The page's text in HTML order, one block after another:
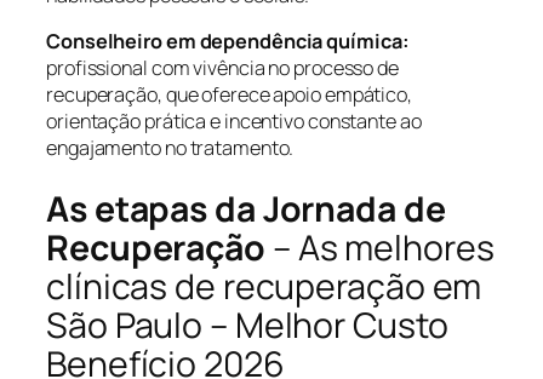
Conselheiro em dependência química:
profissional com vivência no processo de
recuperação, que oferece apoio empático,
orientação prática e incentivo constante ao
engajamento no tratamento.
As etapas da Jornada de
Recuperação – As melhores
clínicas de recuperação em
São Paulo – Melhor Custo
Benefício 2026